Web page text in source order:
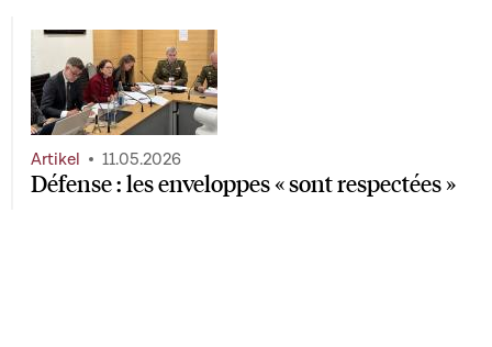
Défense : les enveloppes « sont respectées »
Artikel 11.05.2026